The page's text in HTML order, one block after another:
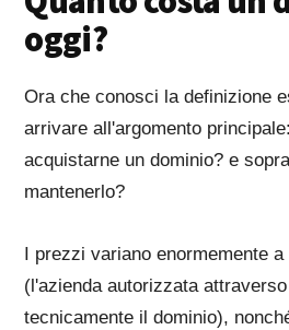
oggi?
Ora che conosci la definizione
arrivare all'argomento
acquistarne un dominio? e
mantenerlo?
I prezzi variano enormemente
(l'azienda autorizzata
tecnicamente il dominio),